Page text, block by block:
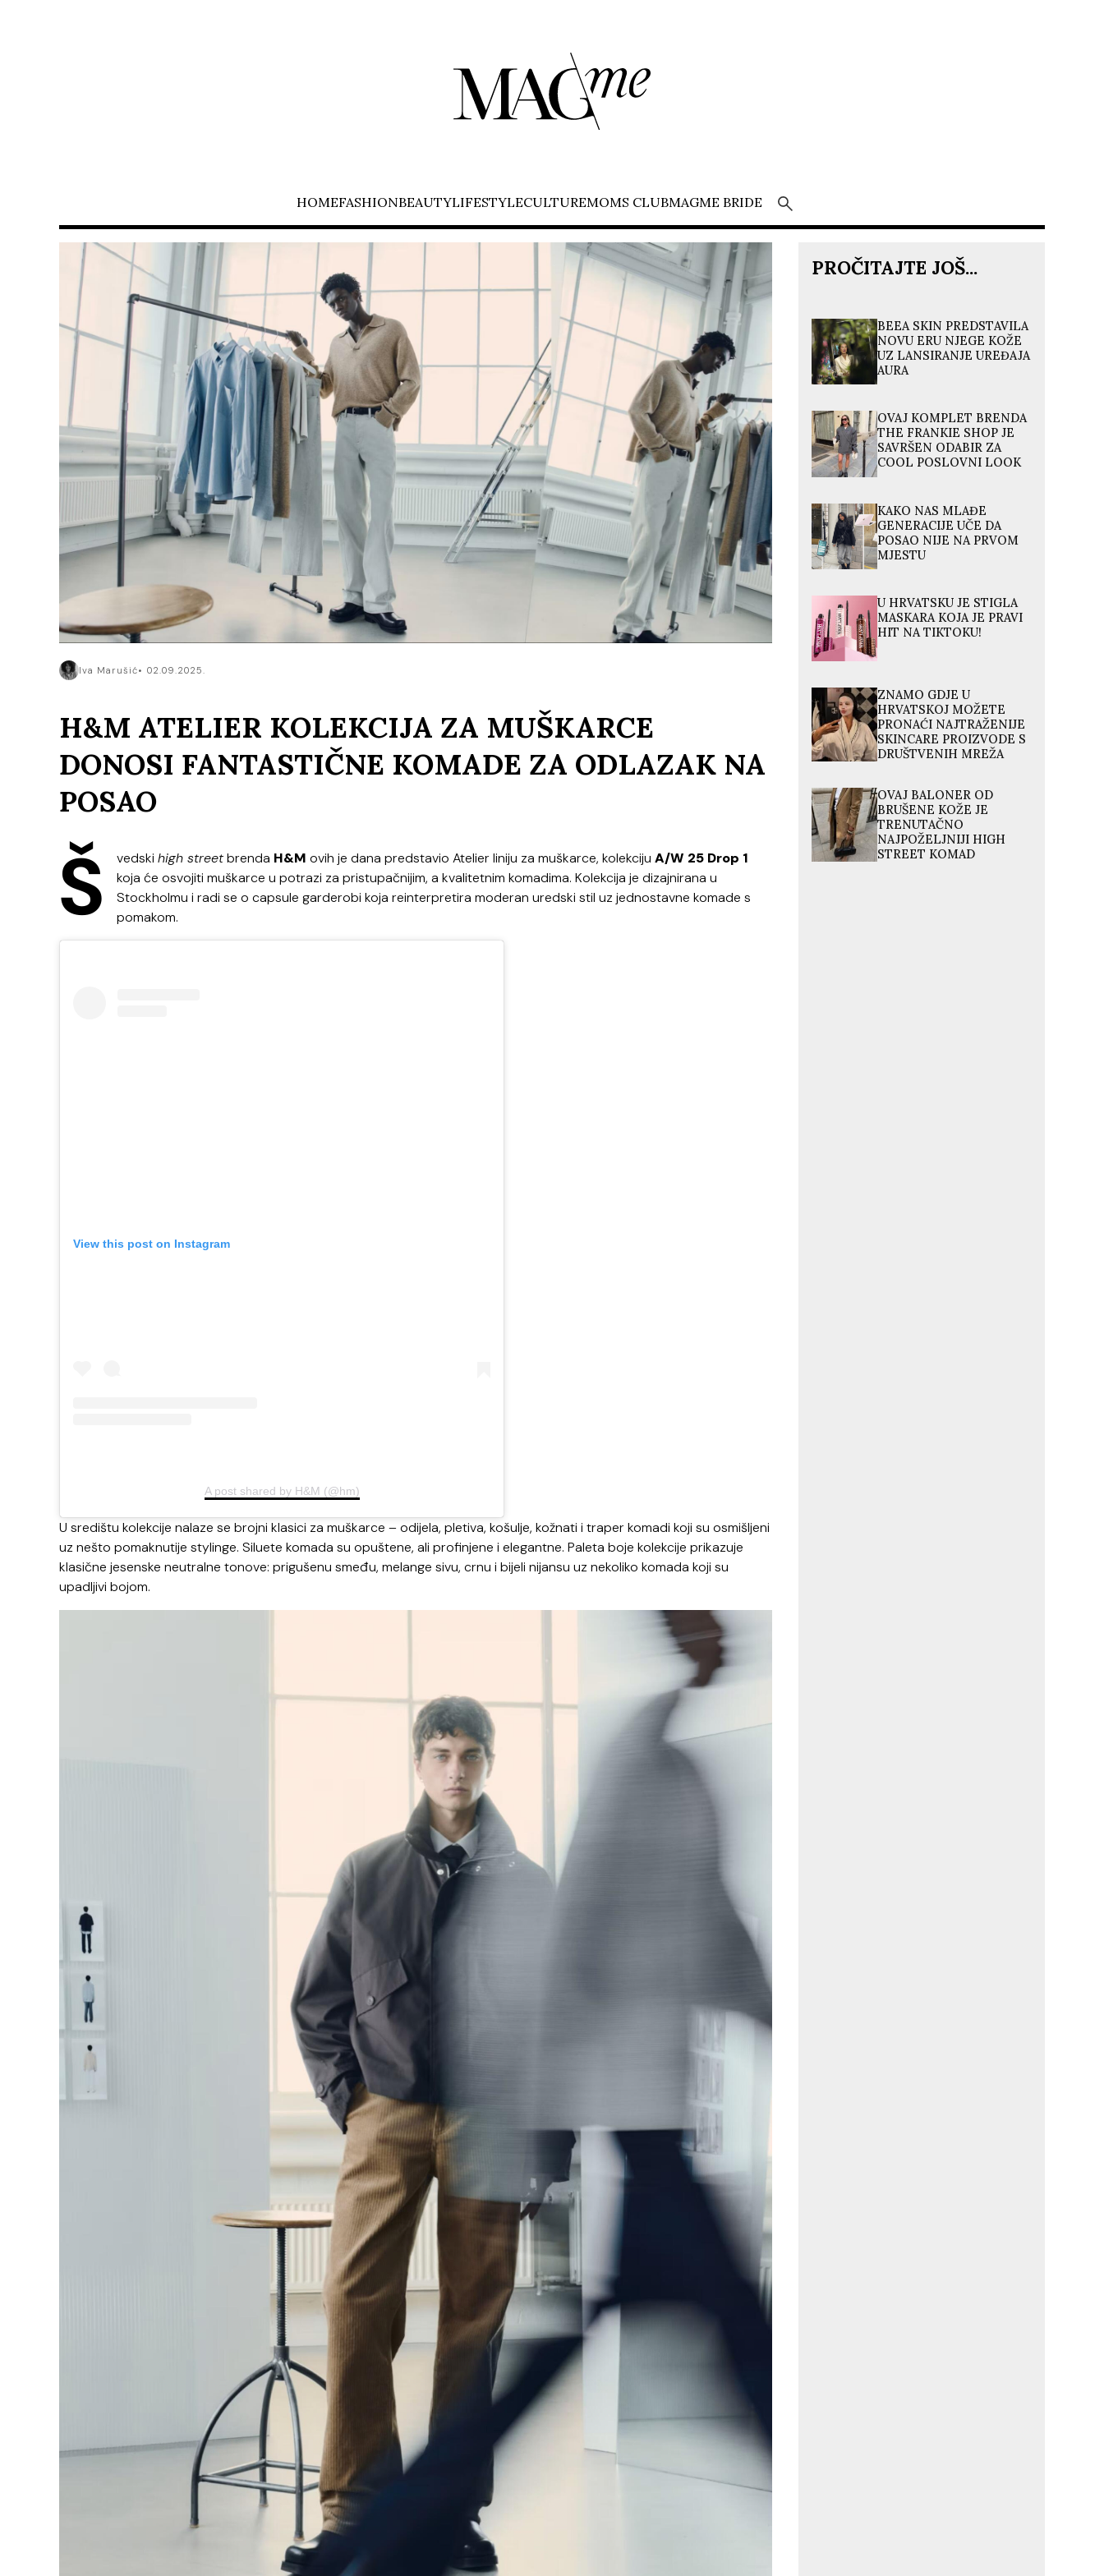
HOMEFASHIONBEAUTYLIFESTYLECULTUREMOMS CLUBMAGME BRIDE
Iva Marušić 02.09.2025.
H&M ATELIER KOLEKCIJA ZA MUŠKARCE
DONOSI FANTASTIČNE KOMADE ZA ODLAZAK NA
POSAO
Š vedski high streetbrenda H&M ovih je dana predstavio Atelier liniju za muškarce, kolekciju A/W 25 Drop 1
koja će osvojiti muškarce u potrazi za pristupačnijim, a kvalitetnim komadima. Kolekcija je dizajnirana u
Stockholmu i radi se o capsule garderobi koja reinterpretira moderan uredski stil uz jednostavne komade s
pomakom.
View this post on Instagram
A post shared by H&M (@hm)
U središtu kolekcije nalaze se brojni klasici za muškarce – odijela, pletiva, košulje, kožnati i traper komadi koji su osmišljeni
uz nešto pomaknutije stylinge. Siluete komada su opuštene, ali profinjene i elegantne. Paleta boje kolekcije prikazuje
klasične jesenske neutralne tonove: prigušenu smeđu, melange sivu, crnu i bijeli nijansu uz nekoliko komada koji su
upadljivi bojom.
PROČITAJTE JOŠ...
BEEA SKIN PREDSTAVILA
NOVU ERU NJEGE KOŽE
UZ LANSIRANJE UREĐAJA
AURA
OVAJ KOMPLET BRENDA
THE FRANKIE SHOP JE
SAVRŠEN ODABIR ZA
COOL POSLOVNI LOOK
KAKO NAS MLAĐE
GENERACIJE UČE DA
POSAO NIJE NA PRVOM
MJESTU
U HRVATSKU JE STIGLA
MASKARA KOJA JE PRAVI
HIT NA TIKTOKU!
ZNAMO GDJE U
HRVATSKOJ MOŽETE
PRONAĆI NAJTRAŽENIJE
SKINCARE PROIZVODE S
DRUŠTVENIH MREŽA
OVAJ BALONER OD
BRUŠENE KOŽE JE
TRENUTAČNO
NAJPOŽELJNIJI HIGH
STREET KOMAD